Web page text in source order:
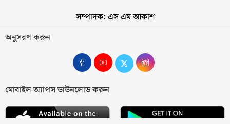
সম্পাদক: এস এম আকাশ
অনুসরণ করুন
মোবাইল অ্যাপস ডাউনলোড করুন